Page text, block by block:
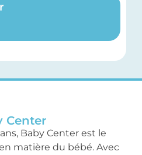
Center
Baby Center est le
matière du bébé. Avec